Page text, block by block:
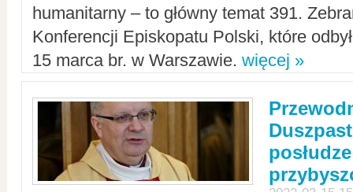
humanitarny – to główny temat 391.
Konferencji Episkopatu Polski, które
15 marca br. w Warszawie. więcej »